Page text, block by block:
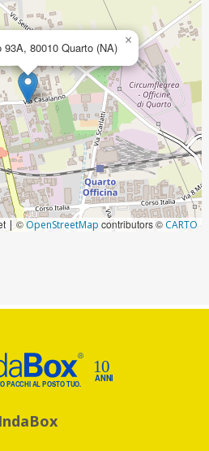
93A, 80010 Quarto (NA) ×
| ©OpenStreetMap contributors © CARTO
IndaBox